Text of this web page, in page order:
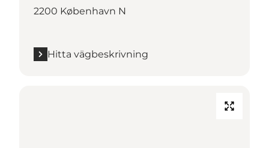
2200 København N
Hitta vägbeskrivning